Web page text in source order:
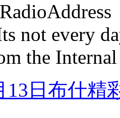
not every
the
13日布什精